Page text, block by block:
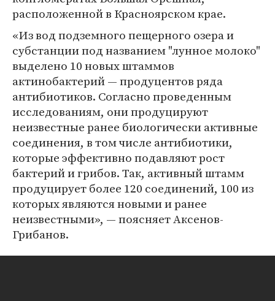
расположенной в Красноярском крае.
«Из вод подземного пещерного озера и
субстанции под названием "лунное молоко"
выделено 10 новых штаммов
актинобактерий — продуцентов ряда
антибиотиков. Согласно проведенным
исследованиям, они продуцируют
неизвестные ранее биологически активные
соединения, в том числе антибиотики,
которые эффективно подавляют рост
бактерий и грибов. Так, активный штамм
продуцирует более 120 соединений, 100 из
которых являются новыми и ранее
неизвестными», — поясняет Аксенов-
Грибанов.